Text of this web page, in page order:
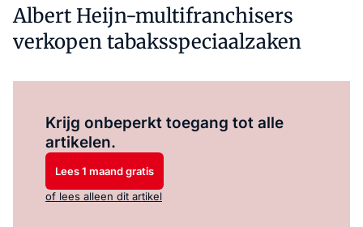
Albert Heijn-multifranchisers
verkopen tabaksspeciaalzaken
Krijg onbeperkt toegang tot alle
artikelen.
Lees 1 maand gratis
of lees alleen dit artikel